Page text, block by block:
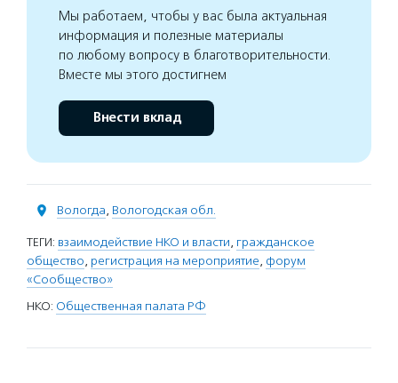
Мы работаем, чтобы у вас была актуальная
информация и полезные материалы
по любому вопросу в благотворительности.
Вместе мы этого достигнем
Внести вклад
Вологда, Вологодская обл.
ТЕГИ: взаимодействие НКО и власти, гражданское
общество, регистрация на мероприятие, форум
«Сообщество»
НКО: Общественная палата РФ